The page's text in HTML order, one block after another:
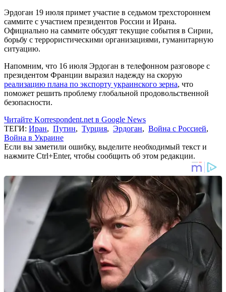
Эрдоган 19 июля примет участие в седьмом трехстороннем
саммите с участием президентов России и Ирана.
Официально на саммите обсудят текущие события в Сирии,
борьбу с террористическими организациями, гуманитарную
ситуацию.
Напомним, что 16 июля Эрдоган в телефонном разговоре с
президентом Франции выразил надежду на скорую
реализацию плана по экспорту украинского зерна, что
поможет решить проблему глобальной продовольственной
безопасности.
Читайте Korrespondent.net в Google News
ТЕГИ: Иран, Путин, Турция, Эрдоган, Война с Россией,
Война в Украине
Если вы заметили ошибку, выделите необходимый текст и
нажмите Ctrl+Enter, чтобы сообщить об этом редакции.